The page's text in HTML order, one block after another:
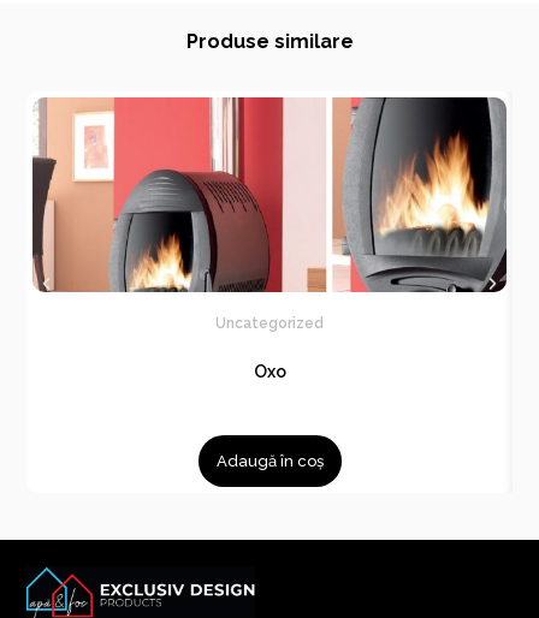
Produse similare
Uncategorized
Oxo
Adaugă în coș